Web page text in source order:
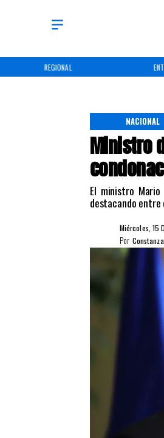
REGIONAL
Ministro
El ministro
destacando
NACIONAL
Miércoles, 15
Por